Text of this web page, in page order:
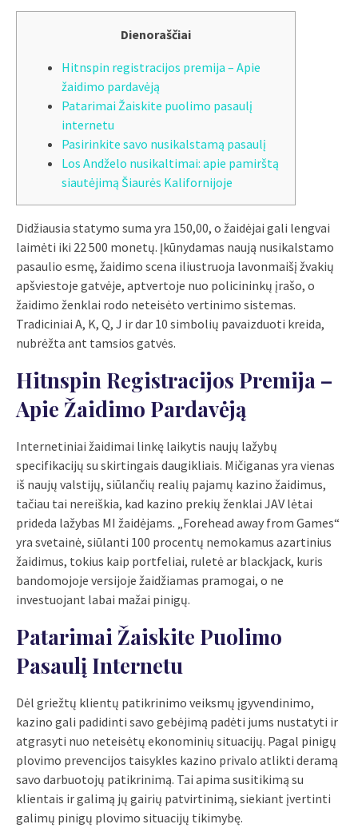
Dienoraščiai
Hitnspin registracijos premija – Apie
žaidimo pardavėją
Patarimai Žaiskite puolimo pasaulį
internetu
Pasirinkite savo nusikalstamą pasaulį
Los Andželo nusikaltimai: apie pamirštą
siautėjimą Šiaurės Kalifornijoje
Didžiausia statymo suma yra 150,00, o žaidėjai gali lengvai
laimėti iki 22 500 monetų. Įkūnydamas naują nusikalstamo
pasaulio esmę, žaidimo scena iliustruoja lavonmaišį žvakių
apšviestoje gatvėje, aptvertoje nuo policininkų įrašo, o
žaidimo ženklai rodo neteisėto vertinimo sistemas.
Tradiciniai A, K, Q, J ir dar 10 simbolių pavaizduoti kreida,
nubrėžta ant tamsios gatvės.
Hitnspin Registracijos Premija –
Apie Žaidimo Pardavėją
Internetiniai žaidimai linkę laikytis naujų lažybų
specifikacijų su skirtingais daugikliais. Mičiganas yra vienas
iš naujų valstijų, siūlančių realių pajamų kazino žaidimus,
tačiau tai nereiškia, kad kazino prekių ženklai JAV lėtai
prideda lažybas MI žaidėjams. „Forehead away from Games“
yra svetainė, siūlanti 100 procentų nemokamus azartinius
žaidimus, tokius kaip portfeliai, ruletė ar blackjack, kuris
bandomojoje versijoje žaidžiamas pramogai, o ne
investuojant labai mažai pinigų.
Patarimai Žaiskite Puolimo
Pasaulį Internetu
Dėl griežtų klientų patikrinimo veiksmų įgyvendinimo,
kazino gali padidinti savo gebėjimą padėti jums nustatyti ir
atgrasyti nuo neteisėtų ekonominių situacijų. Pagal pinigų
plovimo prevencijos taisykles kazino privalo atlikti deramą
savo darbuotojų patikrinimą. Tai apima susitikimą su
klientais ir galimą jų gairių patvirtinimą, siekiant įvertinti
galimų pinigų plovimo situacijų tikimybę.